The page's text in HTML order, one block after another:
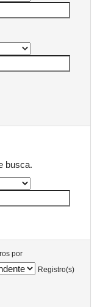
busca.
por
Registro(s)